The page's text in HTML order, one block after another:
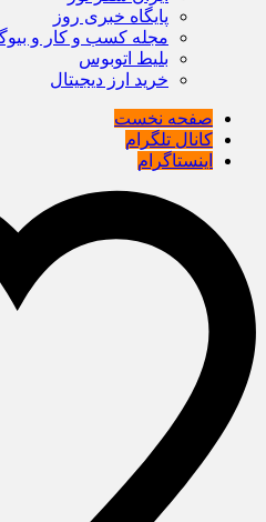
پایگاه خبری روز
مجله کسب و کار و
بلیط اتوبوس
خرید ارز دیجیتال
صفحه نخست
کانال تلگرام
اینستاگرام